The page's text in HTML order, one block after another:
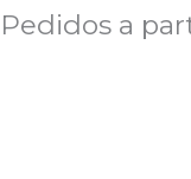
Pedidos a